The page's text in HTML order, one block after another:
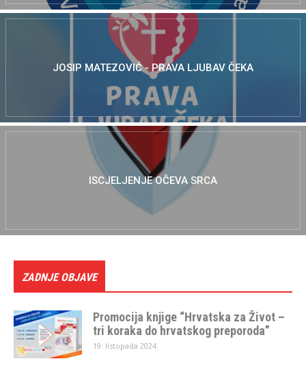
JOSIP MATEZOVIĆ - PRAVA LJUBAV ČEKA
ISCJELJENJE OČEVA SRCA
ZADNJE OBJAVE
Promocija knjige “Hrvatska za Život –
tri koraka do hrvatskog preporoda”
19. listopada 2024.